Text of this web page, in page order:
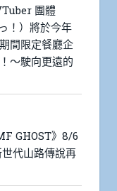
團體
！）將於今年
間限定餐廳企
～駛向更遠的
GHOST》8/6
代山路傳說再